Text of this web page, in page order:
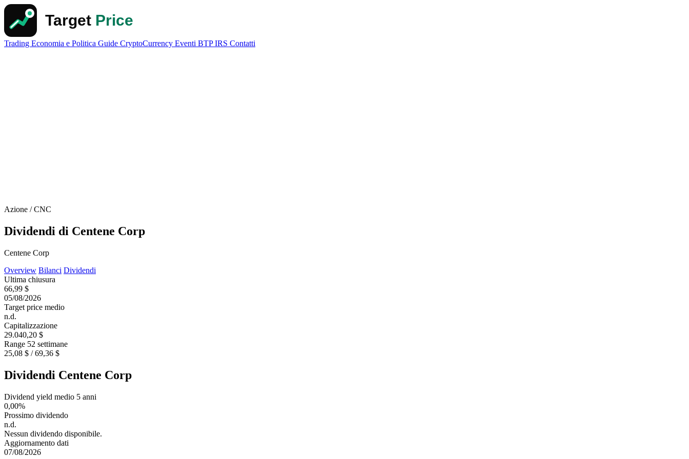
Trading Economia e Politica Guide CryptoCurrency Eventi BTPIRS Contatti
Azione / CNC
Dividendi di Centene Corp
Centene Corp
Overview Bilanci Dividendi
Ultima chiusura
66,99 $
05/08/2026
Target price medio
n.d.
Capitalizzazione
29.040,20 $
Range 52 settimane
25,08 $ / 69,36 $
Dividendi Centene Corp
Dividend yield medio 5 anni
0,00%
Prossimo dividendo
n.d.
Nessun dividendo disponibile.
Aggiornamento dati
07/08/2026